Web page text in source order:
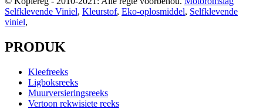
Selfklevende Viniel, Kleurstof, Eko-oplosmiddel, Selfklevende
viniel,
PRODUK
Kleefreeks
Ligboksreeks
Muurversieringsreeks
Vertoon rekwisiete reeks